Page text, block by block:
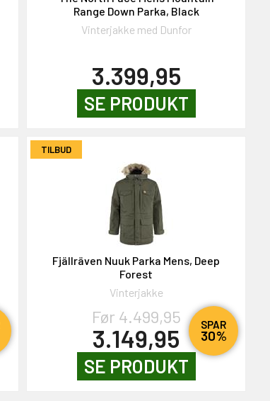
Range Down Parka, Black
Vinterjakke med Dunfor
3.399,95
SE PRODUKT
TILBUD
SPAR
30%
Fjällräven Nuuk Parka Mens, Deep
Forest
Vinterjakke
Før 4.499,95
3.149,95
SE PRODUKT